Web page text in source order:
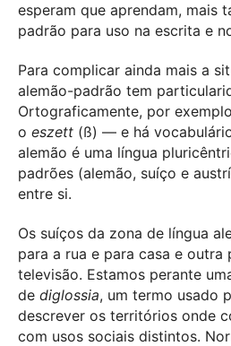
esperam que aprendam, mais
padrão para uso na escrita e
Para complicar ainda mais a
alemão-padrão tem
Ortograficamente, por
o eszett (ß) — e há
alemão é uma língua
padrões (alemão, suíço e
entre si.
Os suíços da zona de língua
para a rua e para casa e outra
televisão. Estamos perante
de diglossia, um termo usado
descrever os territórios onde
com usos sociais distintos.